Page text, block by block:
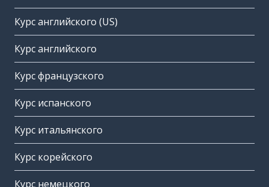
Курс английского (US)
Курс английского
Курс французского
Курс испанского
Курс итальянского
Курс корейского
Курс немецкого